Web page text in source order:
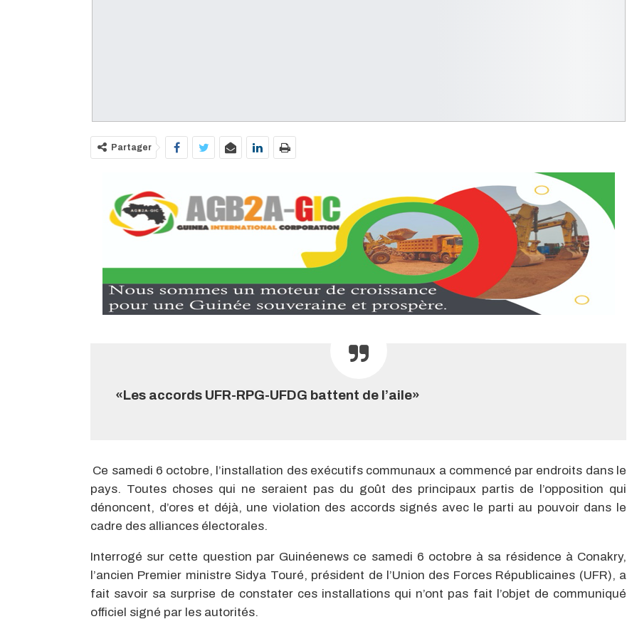
Partager
«Les accords UFR-RPG-UFDG battent de l’aile»
Ce samedi 6 octobre, l’installation des exécutifs communaux a commencé par endroits dans le
pays. Toutes choses qui ne seraient pas du goût des principaux partis de l’opposition qui
dénoncent, d’ores et déjà, une violation des accords signés avec le parti au pouvoir dans le
cadre des alliances électorales.
Interrogé sur cette question par Guinéenews ce samedi 6 octobre à sa résidence à Conakry,
l’ancien Premier ministre Sidya Touré, président de l’Union des Forces Républicaines (UFR), a
fait savoir sa surprise de constater ces installations qui n’ont pas fait l’objet de communiqué
officiel signé par les autorités.